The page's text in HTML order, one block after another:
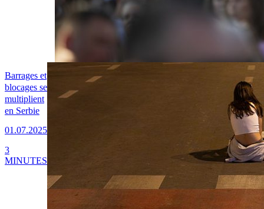
Barrages et
blocages se
multiplient
en Serbie
01.07.2025
3
MINUTES